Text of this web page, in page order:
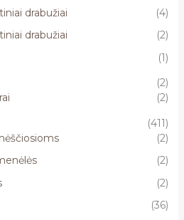
drabužiai
(4)
drabužiai
(2)
(1)
(2)
(2)
(411)
(2)
(2)
(2)
(36)